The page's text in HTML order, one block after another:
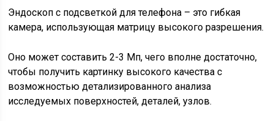
Эндоскоп с подсветкой для телефона – это гибкая
камера, использующая матрицу высокого разрешения.
Оно может составить 2-3 Мп, чего вполне достаточно,
чтобы получить картинку высокого качества с
возможностью детализированного анализа
исследуемых поверхностей, деталей, узлов.